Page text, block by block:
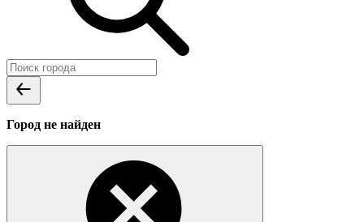
Город не найден